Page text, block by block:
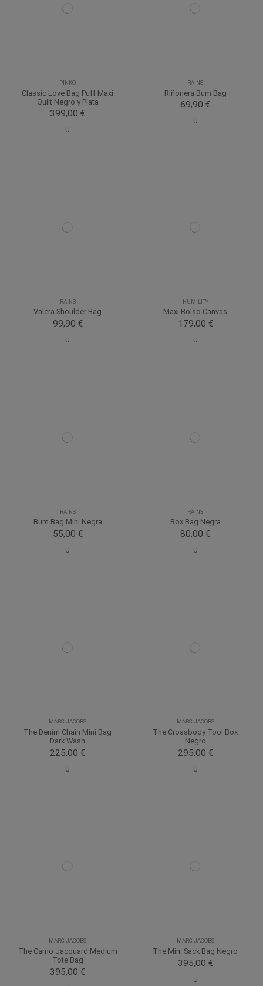
PINKO
Classic Love Bag Puff Maxi
Quilt Negro y Plata
399,00 €
U
RAINS
Riñonera Bum Bag
69,90 €
U
RAINS
Valera Shoulder Bag
99,90 €
U
HUMILITY
Maxi Bolso Canvas
179,00 €
U
RAINS
Bum Bag Mini Negra
55,00 €
U
RAINS
Box Bag Negra
80,00 €
U
MARC JACOBS
The Denim Chain Mini Bag
Dark Wash
225,00 €
U
MARC JACOBS
The Crossbody Tool Box
Negro
295,00 €
U
MARC JACOBS
The Camo Jacquard Medium
Tote Bag
395,00 €
MARC JACOBS
The Mini Sack Bag Negro
395,00 €
U